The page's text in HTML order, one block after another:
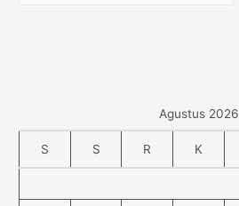
Agustus 2026
S S R K